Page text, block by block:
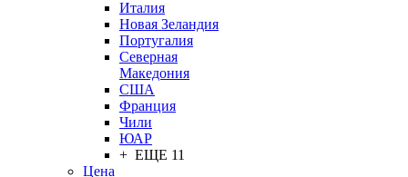
Италия
Новая Зеландия
Португалия
Северная
Македония
США
Франция
Чили
ЮАР
+ ЕЩЕ 11
Цена